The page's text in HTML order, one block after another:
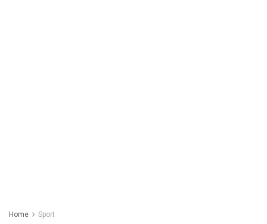
Home Sport